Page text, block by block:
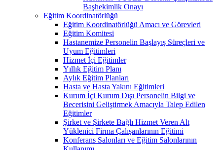
Başhekimlik Onayı
Eğitim Koordinatörlüğü
Eğitim Koordinatörlüğü Amacı ve Görevleri
Eğitim Komitesi
Hastanemize Personelin Başlayış Süreçleri ve
Uyum Eğitimleri
Hizmet İçi Eğitimler
Yıllık Eğitim Planı
Aylık Eğitim Planları
Hasta ve Hasta Yakını Eğitimleri
Kurum İçi Kurum Dışı Personelin Bilgi ve
Becerisini Geliştirmek Amacıyla Talep Edilen
Eğitimler
Şirket ve Şirkete Bağlı Hizmet Veren Alt
Yüklenici Firma Çalışanlarının Eğitimi
Konferans Salonları ve Eğitim Salonlarının